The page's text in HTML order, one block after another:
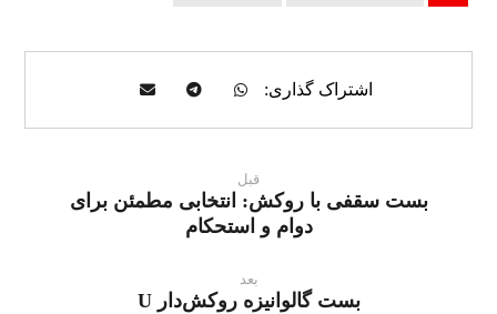
قبل
بست سقفی با روکش: انتخابی مطمئن برای
دوام و استحکام
بعد
بست گالوانیزه روکش‌دار U